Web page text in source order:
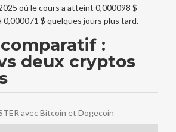
où le cours a atteint 0,000098 $
0,000071 $ quelques jours plus tard.
:
vs deux cryptos
avec Bitcoin et Dogecoin